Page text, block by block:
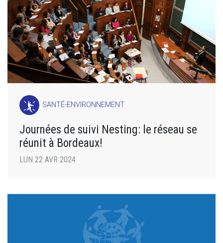
SANTÉ-ENVIRONNEMENT
Journées de suivi Nesting: le réseau se
réunit à Bordeaux!
LUN 22 AVR 2024